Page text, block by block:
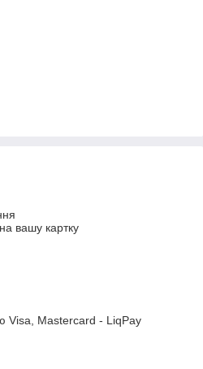
вашу картку
Visa, Mastercard - LiqPay